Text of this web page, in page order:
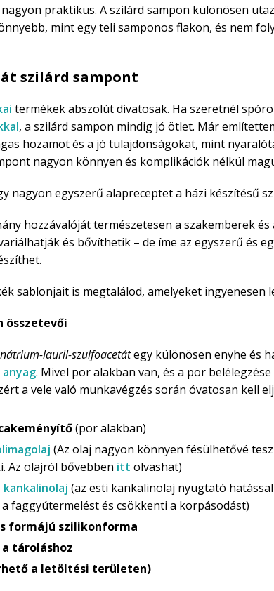
praktikus. A szilárd sampon különösen
mint egy teli samponos flakon, és nem
szilárd sampont
termékek abszolút divatosak. Ha szeretnél
, a szilárd sampon mindig jó ötlet. Már
hozamot és a jó tulajdonságokat, mint
nagyon könnyen és komplikációk nélkül
nagyon egyszerű alapreceptet a házi készítésű
hozzávalóját természetesen a szakemberek
és bővíthetik – de íme az egyszerű és
sablonjait is megtalálod, amelyeket ingyenesen
összetevői
lauril-szulfoacetátegy különösen enyhe és
. Mivel por alakban van, és a por
a vele való munkavégzés során óvatosan kell
(por alakban)
(Az olaj nagyon könnyen fésülhetővé
Az olajról bővebben itt olvashat)
kankalinolaj (az esti kankalinolaj nyugtató
faggyútermelést és csökkenti a korpásodást)
formájú szilikonforma
tároláshoz
a letöltési területen)